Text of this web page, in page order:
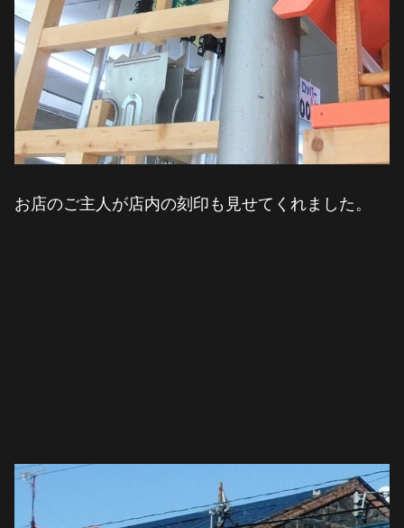
お店のご主人が店内の刻印も見せてくれました。